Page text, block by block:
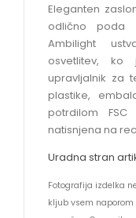
Eleganten
odlično poda
Ambilight
osvetlitev, ko
upravljalnik za
plastike,
potrdilom
natisnjena na
Uradna stran
Fotografija izdelka
kljub vsem